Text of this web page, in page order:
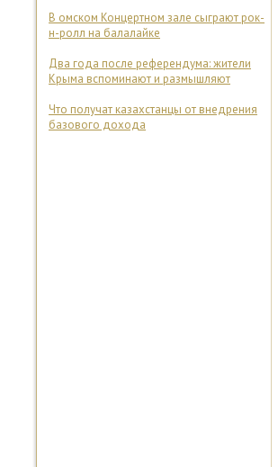
В омском Концертном зале сыграют рок-
н-ролл на балалайке
Два года после референдума: жители
Крыма вспоминают и размышляют
Что получат казахстанцы от внедрения
базового дохода